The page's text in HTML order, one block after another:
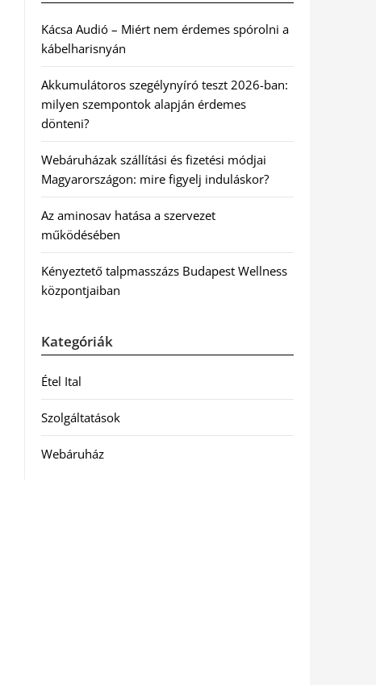
Kácsa Audió – Miért nem érdemes spórolni a
kábelharisnyán
Akkumulátoros szegélynyíró teszt 2026-ban:
milyen szempontok alapján érdemes
dönteni?
Webáruházak szállítási és fizetési módjai
Magyarországon: mire figyelj induláskor?
Az aminosav hatása a szervezet
működésében
Kényeztető talpmasszázs Budapest Wellness
központjaiban
Kategóriák
Étel Ital
Szolgáltatások
Webáruház